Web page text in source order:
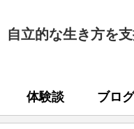
自立的な生き方を
体験談 ブログ